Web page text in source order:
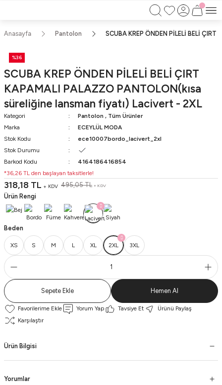
750TL ÜZERİ ALIŞVERİŞLERİNİZDE KARGO BEDAVA!!
Anasayfa Pantolon SCUBA KREP ÖNDEN PİLELİ BELİ
%36
SCUBA KREP ÖNDEN PİLELİ BELİ ÇIRT
KAPAMALI PALAZZO PANTOLON(kısa
süreliğine lansman fiyatı) Lacivert - 2XL
Kategori Pantolon , Tüm Ürünler
Marka
ECEYLÜL MODA
Stok Kodu
ece10007bordo_lacivert_2xl
Stok Durumu
Barkod Kodu
4164186416854
*36,26 TL den başlayan taksitlerle!
318,18 TL + KDV 495,05 TL + KDV
Ürün Rengi
Beden
XS S M L XL 2XL 3XL
Sepete Ekle Hemen Al
Yorum Yap Tavsiye Et
Ürünü Paylaş
Karşılaştır
Ürün Bilgisi
Yorumlar